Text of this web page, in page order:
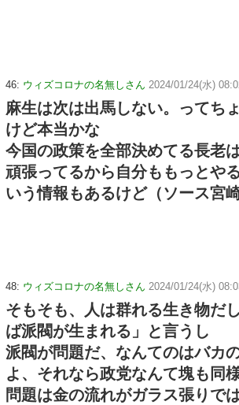
46: ウィズコロナの名無しさん 2024/01/24(水)
麻生は次は出馬しない。ってち
けど本当かな
今国の政策を全部決めてる長老
頑張ってるから自分ももっとや
いう情報もあるけど（ソース宮崎
48: ウィズコロナの名無しさん 2024/01/24(水)
そもそも、人は群れる生き物だ
ば派閥が生まれる」と言うし
派閥が問題だ、なんてのはバカ
よ、それなら政党なんて塊も同
問題は金の流れがガラス張りで